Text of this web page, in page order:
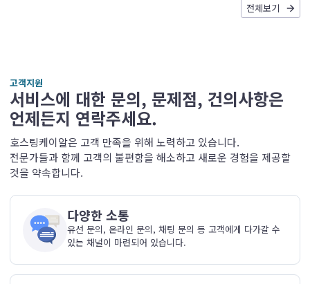
전체보기
고객지원
서비스에 대한 문의, 문제점, 건의사항은
언제든지 연락주세요.
호스팅케이알은 고객 만족을 위해 노력하고 있습니다.
전문가들과 함께 고객의 불편함을 해소하고 새로운 경험을 제공할
것을 약속합니다.
다양한 소통
유선 문의, 온라인 문의, 채팅 문의 등 고객에게 다가갈 수
있는 채널이 마련되어 있습니다.